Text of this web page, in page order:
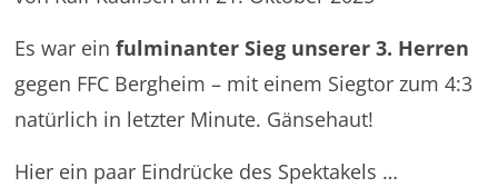
Es war einfulminanter Sieg unserer 3. Herren
gegen FFC Bergheim – mit einem Siegtor zum 4:3
natürlich in letzter Minute. Gänsehaut!
Hier ein paar Eindrücke des Spektakels …